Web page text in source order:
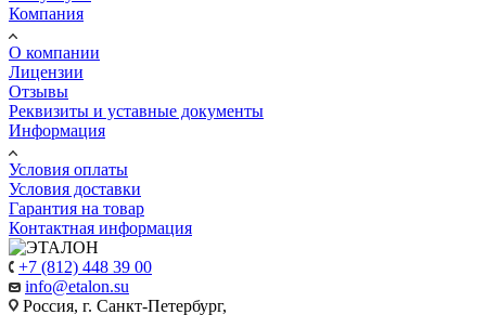
Компания
О компании
Лицензии
Отзывы
Реквизиты и уставные документы
Информация
Условия оплаты
Условия доставки
Гарантия на товар
Контактная информация
+7 (812) 448 39 00
info@etalon.su
Россия, г. Санкт-Петербург,